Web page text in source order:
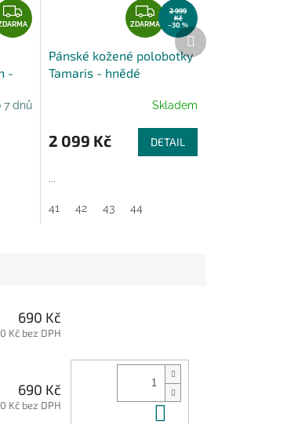
Z
D
A
-
7 dnů
Z
D
A
R
A
ZDARMA
2 999
Kč
–30 %
Pánské kožené polobotky
Tamaris - hnědé
Skladem
2 099 Kč DETAIL
...
41 42 43 44
Další
produkt
690 Kč
Kč bez DPH
690 Kč
Kč bez DPH